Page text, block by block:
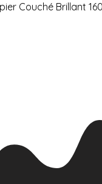
Couché Brillant